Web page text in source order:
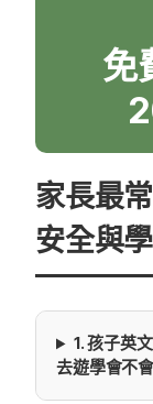
免
家長最
安全與
1. 孩子英
去遊學會不